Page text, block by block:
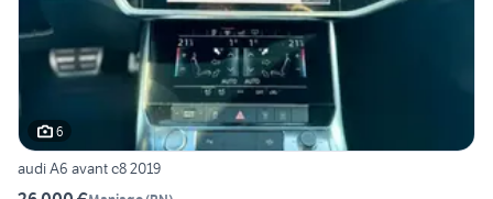
6
audi A6 avant c8 2019